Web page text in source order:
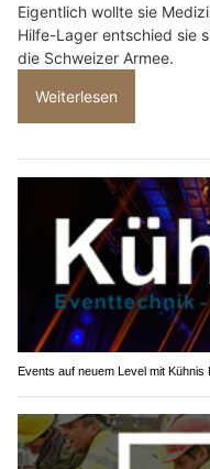
Eigentlich wollte sie
Hilfe-Lager entschied sie
die Schweizer Armee.
Weiterlesen
Events auf neuem Level mit Kühnis